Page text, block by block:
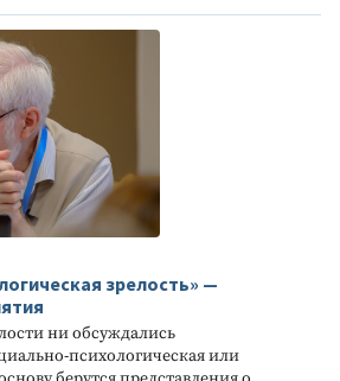
зрелость» —
ни обсуждались
психологическая или